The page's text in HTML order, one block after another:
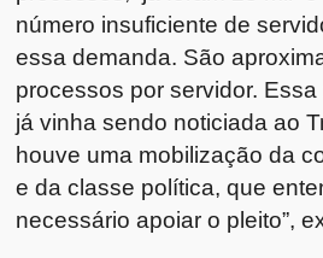
número insuficiente de
essa demanda. São
processos por servidor.
já vinha sendo noticiada ao
houve uma mobilização da
e da classe política, que
necessário apoiar o pleito”,